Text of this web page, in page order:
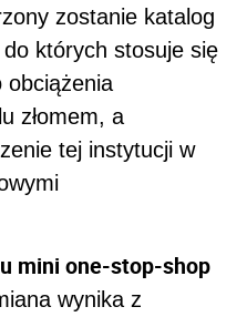
zostanie katalog
których stosuje się
obciążenia
złomem, a
tej instytucji w
mini one-stop-shop
wynika z